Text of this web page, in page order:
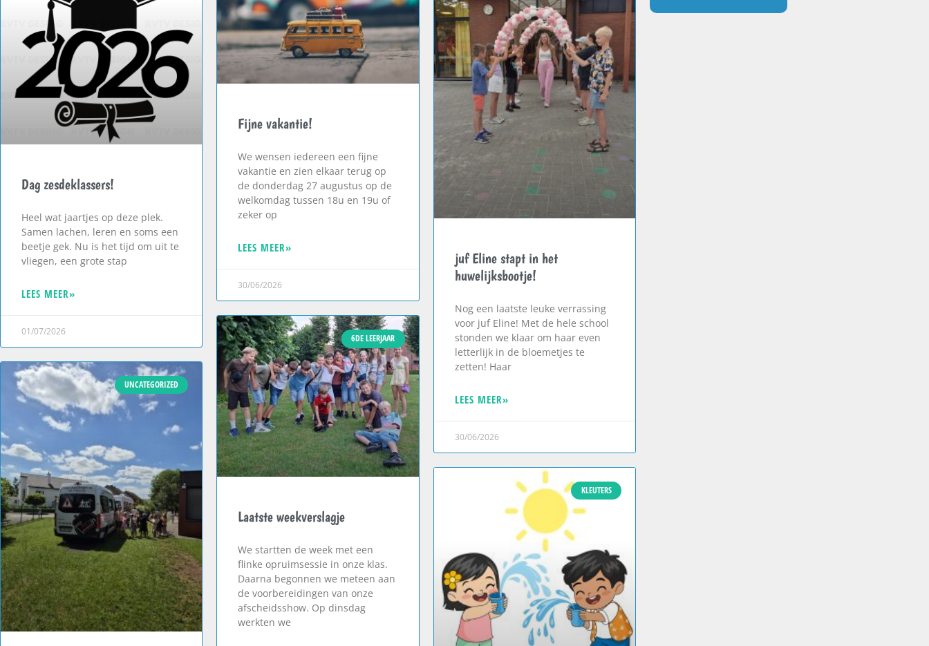
Dag zesdeklassers!
Heel wat jaartjes op deze plek.
Samen lachen, leren en soms een
beetje gek. Nu is het tijd om uit te
vliegen, een grote stap
LEES MEER»
01/07/2026
Fijne vakantie!
We wensen iedereen een fijne
vakantie en zien elkaar terug op
de donderdag 27 augustus op de
welkomdag tussen 18u en 19u of
zeker op
LEES MEER»
30/06/2026
juf Eline stapt in het
huwelijksbootje!
Nog een laatste leuke verrassing
voor juf Eline! Met de hele school
stonden we klaar om haar even
letterlijk in de bloemetjes te
zetten! Haar
LEES MEER»
30/06/2026
UNCATEGORIZED
6DE LEERJAAR
Laatste weekverslagje
We startten de week met een
flinke opruimsessie in onze klas.
Daarna begonnen we meteen aan
de voorbereidingen van onze
afscheidsshow. Op dinsdag
werkten we
KLEUTERS